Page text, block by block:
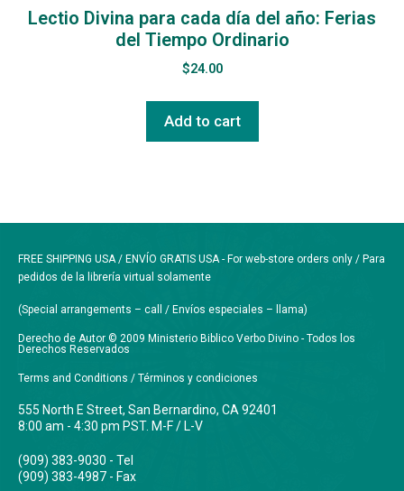
Lectio Divina para cada día del año: Ferias
del Tiempo Ordinario
$24.00
Add to cart
FREE SHIPPING USA / ENVÍO GRATIS USA - For web-store orders only / Para
pedidos de la librería virtual solamente
(Special arrangements – call / Envíos especiales – llama)
Derecho de Autor © 2009 Ministerio Biblico Verbo Divino - Todos los
Derechos Reservados
Terms and Conditions / Términos y condiciones
555 North E Street, San Bernardino, CA 92401
8:00 am - 4:30 pm PST. M-F / L-V
(909) 383-9030 - Tel
(909) 383-4987 - Fax